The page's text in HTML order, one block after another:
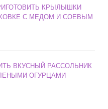
КРЫЛЫШКИ
С МЕДОМ И СОЕВЫМ
ВКУСНЫЙ РАССОЛЬНИК
ОГУРЦАМИ